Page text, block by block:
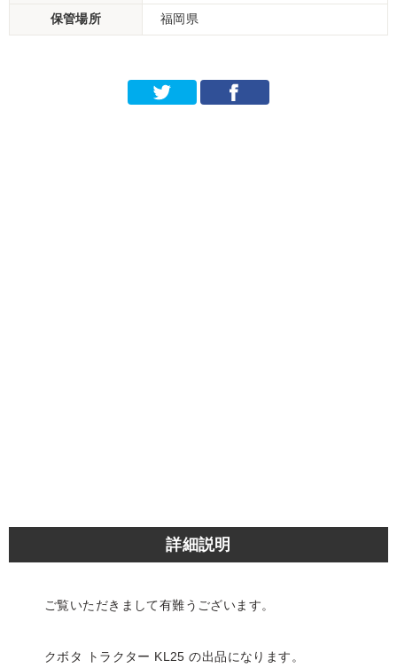
保管場所 福岡県
詳細説明
ご覧いただきまして有難うございます。
クボタ トラクター KL25 の出品になります。